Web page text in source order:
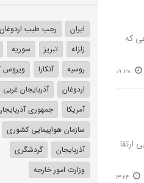
که
09:38
ارتقا
13:24
ایران رجب طیب اردوغان
زلزله
تبریز سوریه
روسیه
آنکارا
ویروس
اردوغان
آذربایجان غربی
آمریکا
جمهوری
سازمان هواپیمایی کشوری
آذربایجان
گردشگری
وزارت امور خارجه